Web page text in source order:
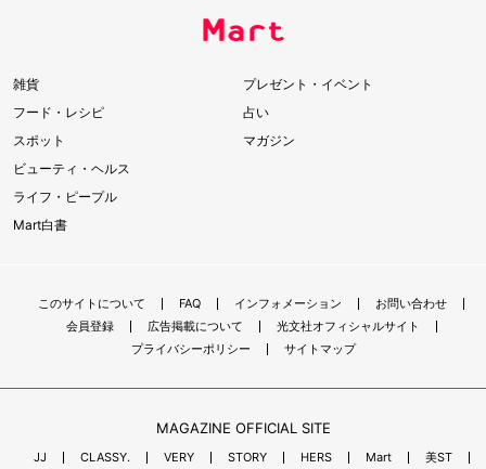
雑貨
フード・レシピ
スポット
ビューティ・ヘルス
ライフ・ピープル
Mart白書
プレゼント・イベント
占い
マガジン
このサイトについて FAQ インフォメーション
お問い合わせ
会員登録
広告掲載について
光文社オフィシャルサイト
プライバシーポリシー
サイトマップ
MAGAZINE OFFICIAL SITE
JJ CLASSY. VERY STORY HERS Mart 美ST